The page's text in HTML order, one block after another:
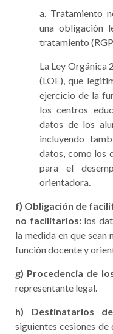
a. Tratamiento
una obligación
tratamiento
La Ley Orgánica
(LOE), que
ejercicio de la
los centros
datos de los
incluyendo
datos, como los
para el
orientadora.
f) Obligación de
no facilitarlos: los
la medida en que sean
función docente y
g) Procedencia de
representante legal.
h) Destinatarios
siguientes cesiones